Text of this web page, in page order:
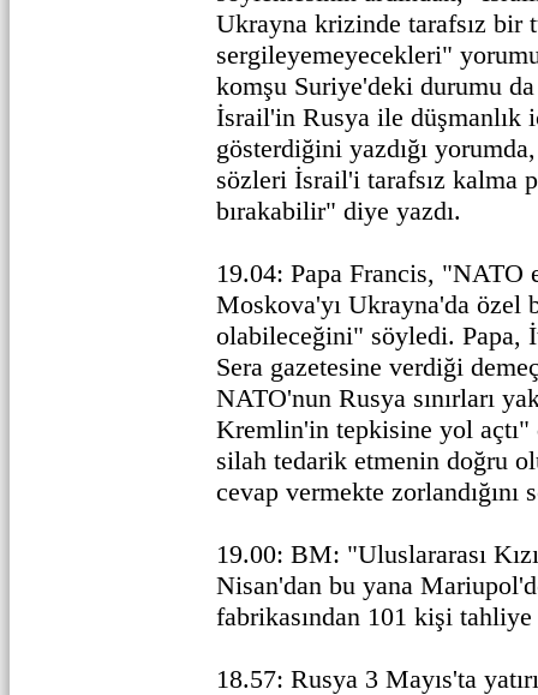
Ukrayna krizinde tarafsız bir
sergileyemeyecekleri"
komşu Suriye'deki durumu
İsrail'in Rusya ile düşmanlık
gösterdiğini yazdığı
sözleri İsrail'i tarafsız kalma
bırakabilir" diye yazdı.
19.04: Papa Francis, "NATO
Moskova'yı Ukrayna'da özel
olabileceğini" söyledi. Papa,
Sera gazetesine verdiği
NATO'nun Rusya sınırları
Kremlin'in tepkisine yol açtı"
silah tedarik etmenin doğru
cevap vermekte zorlandığını
19.00: BM: "Uluslararası
Nisan'dan bu yana
fabrikasından 101 kişi
18.57: Rusya 3 Mayıs'ta